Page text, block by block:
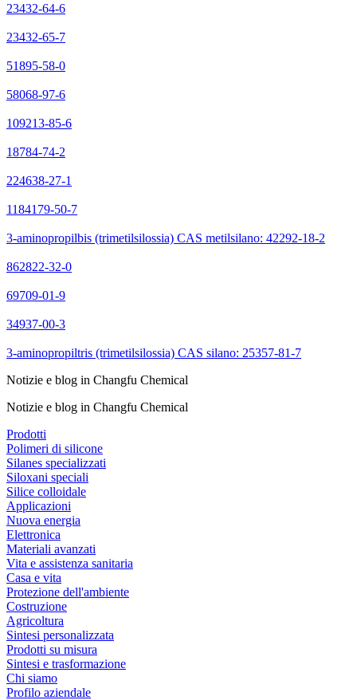
23432-64-6
23432-65-7
51895-58-0
58068-97-6
109213-85-6
18784-74-2
224638-27-1
1184179-50-7
3-aminopropilbis (trimetilsilossia) CAS metilsilano: 42292-18-2
862822-32-0
69709-01-9
34937-00-3
3-aminopropiltris (trimetilsilossia) CAS silano: 25357-81-7
Notizie e blog in Changfu Chemical
Notizie e blog in Changfu Chemical
Prodotti
Polimeri di silicone
Silanes specializzati
Siloxani speciali
Silice colloidale
Applicazioni
Nuova energia
Elettronica
Materiali avanzati
Vita e assistenza sanitaria
Casa e vita
Protezione dell'ambiente
Costruzione
Agricoltura
Sintesi personalizzata
Prodotti su misura
Sintesi e trasformazione
Chi siamo
Profilo aziendale